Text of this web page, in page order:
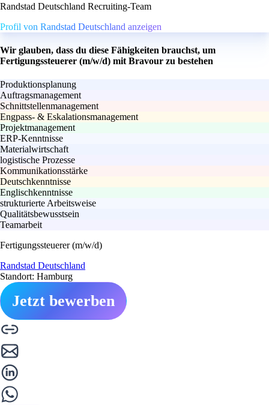
Randstad Deutschland Recruiting-Team
Profil von Randstad Deutschland anzeigen
Wir glauben, dass du diese Fähigkeiten brauchst, um
Fertigungssteuerer (m/w/d) mit Bravour zu bestehen
Produktionsplanung
Auftragsmanagement
Schnittstellenmanagement
Engpass- & Eskalationsmanagement
Projektmanagement
ERP-Kenntnisse
Materialwirtschaft
logistische Prozesse
Kommunikationsstärke
Deutschkenntnisse
Englischkenntnisse
strukturierte Arbeitsweise
Qualitätsbewusstsein
Teamarbeit
Fertigungssteuerer (m/w/d)
Randstad Deutschland
Standort: Hamburg
Jetzt bewerben